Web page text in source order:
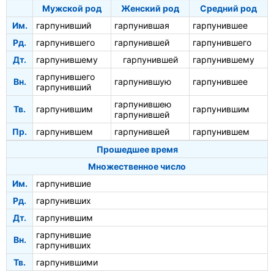
Мужской род
Женский род
Средний род
Им.
гарпунивший гарпунившая
гарпунившее
Рд.
гарпунившего гарпунившей
гарпунившего
Дт.
гарпунившему гарпунившей гарпунившему
Вн.
гарпунившего
гарпунивший
гарпунившую гарпунившее
Тв. гарпунившим
гарпунившею
гарпунившей
гарпунившим
Пр. гарпунившем гарпунившей
гарпунившем
Прошедшее время
Множественное число
Им.
гарпунившие
Рд.
гарпунивших
Дт.
гарпунившим
Вн.
гарпунившие
гарпунивших
Тв.
гарпунившими